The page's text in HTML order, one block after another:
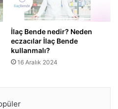
İlaç Bende nedir? Neden
eczacılar İlaç Bende
kullanmalı?
16 Aralık 2024